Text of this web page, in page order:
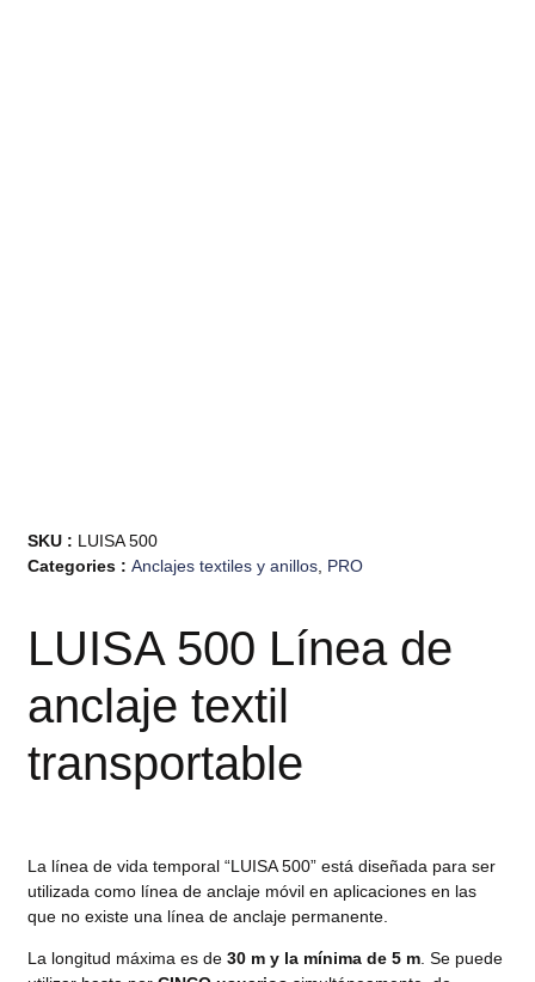
SKU : LUISA 500
Categories :Anclajes textiles y anillos PRO
LUISA 500 Línea de
anclaje textil
transportable
La línea de vida temporal “LUISA 500” está diseñada para ser
utilizada como línea de anclaje móvil en aplicaciones en las
que no existe una línea de anclaje permanente.
La longitud máxima es de30 m y la mínima de 5 m . Se puede